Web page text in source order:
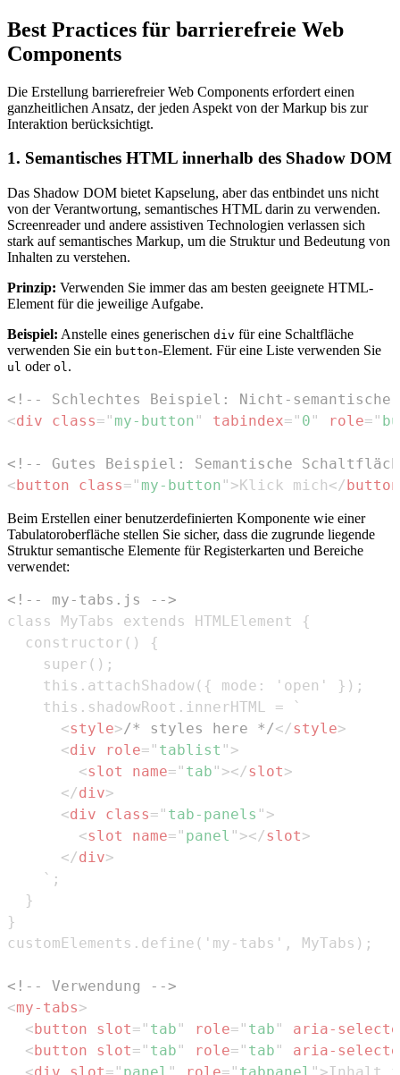
Best Practices für barrierefreie Web
Components
Die Erstellung barrierefreier Web Components erfordert einen
ganzheitlichen Ansatz, der jeden Aspekt von der Markup bis zur
Interaktion berücksichtigt.
1. Semantisches HTML innerhalb des Shadow DOM
Das Shadow DOM bietet Kapselung, aber das entbindet uns nicht
von der Verantwortung, semantisches HTML darin zu verwenden.
Screenreader und andere assistiven Technologien verlassen sich
stark auf semantisches Markup, um die Struktur und Bedeutung von
Inhalten zu verstehen.
Prinzip: Verwenden Sie immer das am besten geeignete HTML-
Element für die jeweilige Aufgabe.
Beispiel: Anstelle eines generischen div für eine Schaltfläche
verwenden Sie ein button-Element. Für eine Liste verwenden Sie
ul oder ol.
<!-- Schlechtes Beispiel: Nicht-
<div class= " my-button " tabindex= " 0 " role= "
<!-- Gutes Beispiel: Semantische
<button class= " my-button " >Klick mich</button
Beim Erstellen einer benutzerdefinierten Komponente wie einer
Tabulatoroberfläche stellen Sie sicher, dass die zugrunde liegende
Struktur semantische Elemente für Registerkarten und Bereiche
verwendet:
<!-- my-tabs.js -->
<style>/* styles here */</style>
<div role= " tablist " >
<slot name= " tab " ></slot>
</div>
<div class= " tab-panels " >
<slot name= " panel " ></slot>
</div>
<!-- Verwendung -->
<my-tabs>
<button slot= " tab " role= " tab "
aria-
<button slot= " tab " role= " tab "
aria-